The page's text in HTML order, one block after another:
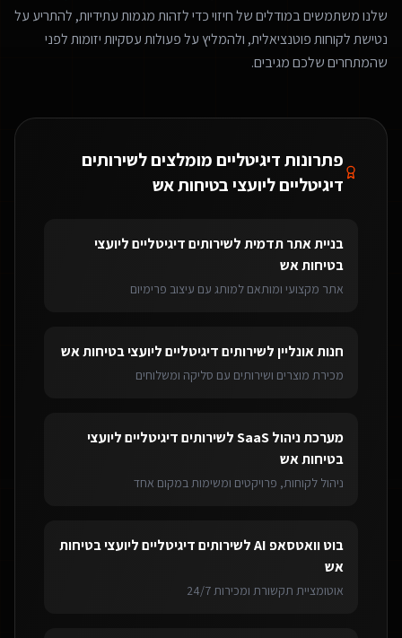
שלנו משתמשים במודלים של חיזוי כדי לזהות מגמות עתידיות, להתריע על
נטישת לקוחות פוטנציאלית, ולהמליץ על פעולות עסקיות יזומות לפני
שהמתחרים שלכם מגיבים.
פתרונות דיגיטליים מומלצים לשירותים
דיגיטליים ליועצי בטיחות אש
בניית אתר תדמיתלשירותים דיגיטליים ליועצי
בטיחות אש
אתר מקצועי ומותאם למותג עם עיצוב פרימיום
חנות אונלייןלשירותים דיגיטליים ליועצי בטיחות אש
מכירת מוצרים ושירותים עם סליקה ומשלוחים
מערכת ניהול SaaS לשירותים דיגיטליים ליועצי
בטיחות אש
ניהול לקוחות, פרויקטים ומשימות במקום אחד
בוט וואטסאפ AI לשירותים דיגיטליים ליועצי בטיחות
אש
אוטומציית תקשורת ומכירות 24/7